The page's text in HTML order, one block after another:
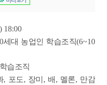
) 18:00
세대 농업인 학습조직(6~10
습조직
, 포도, 장미 , 배 , 멜론, 만감